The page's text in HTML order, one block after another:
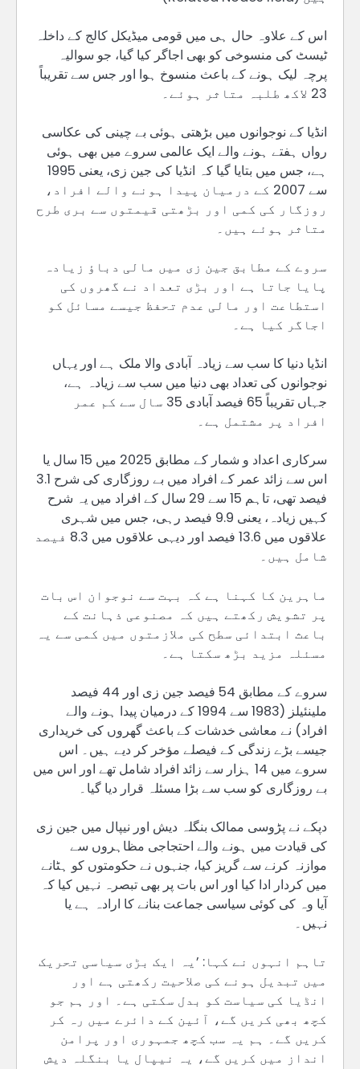
اس کے علاوہ حال ہی میں قومی میڈیکل کالج کے داخلہ
ٹیسٹ کی منسوخی کو بھی اجاگر کیا گیا، جو سوالیہ
پرچہ لیک ہونے کے باعث منسوخ ہوا اور جس سے تقریباً
23 لاکھ طلبہ متاثر ہوئے۔
انڈیا کے نوجوانوں میں بڑھتی ہوئی بے چینی کی عکاسی
رواں ہفتے ہونے والے ایک عالمی سروے میں بھی ہوئی
ہے، جس میں بتایا گیا کہ انڈیا کی جین زی، یعنی 1995
سے 2007 کے درمیان پیدا ہونے والے افراد،
روزگار کی کمی اور بڑھتی قیمتوں سے بری طرح
متاثر ہوئے ہیں۔
سروے کے مطابق جین زی میں مالی دباؤ زیادہ
پایا جاتا ہے اور بڑی تعداد نے گھروں کی
استطاعت اور مالی عدم تحفظ جیسے مسائل کو
اجاگر کیا ہے۔
انڈیا دنیا کا سب سے زیادہ آبادی والا ملک ہے اور یہاں
نوجوانوں کی تعداد بھی دنیا میں سب سے زیادہ ہے،
جہاں تقریباً 65 فیصد آبادی 35 سال سے کم عمر
افراد پر مشتمل ہے۔
سرکاری اعداد و شمار کے مطابق 2025 میں 15 سال یا
اس سے زائد عمر کے افراد میں بے روزگاری کی شرح 3.1
فیصد تھی، تاہم 15 سے 29 سال کے افراد میں یہ شرح
کہیں زیادہ، یعنی 9.9 فیصد رہی، جس میں شہری
علاقوں میں 13.6 فیصد اور دیہی علاقوں میں 8.3 فیصد
شامل ہیں۔
ماہرین کا کہنا ہے کہ بہت سے نوجوان اس بات
پر تشویش رکھتے ہیں کہ مصنوعی ذہانت کے
باعث ابتدائی سطح کی ملازمتوں میں کمی سے یہ
مسئلہ مزید بڑھ سکتا ہے۔
سروے کے مطابق 54 فیصد جین زی اور 44 فیصد
ملینئیلز (1983 سے 1994 کے درمیان پیدا ہونے والے
افراد) نے معاشی خدشات کے باعث گھروں کی خریداری
جیسے بڑے زندگی کے فیصلے مؤخر کر دیے ہیں۔ اس
سروے میں 14 ہزار سے زائد افراد شامل تھے اور اس میں
بے روزگاری کو سب سے بڑا مسئلہ قرار دیا گیا۔
دپکے نے پڑوسی ممالک بنگلہ دیش اور نیپال میں جین زی
کی قیادت میں ہونے والے احتجاجی مظاہروں سے
موازنہ کرنے سے گریز کیا، جنہوں نے حکومتوں کو ہٹانے
میں کردار ادا کیا اور اس بات پر بھی تبصرہ نہیں کیا کہ
آیا وہ کی کوئی سیاسی جماعت بنانے کا ارادہ ہے یا
نہیں۔
تاہم انہوں نے کہا: ’یہ ایک بڑی سیاسی تحریک
میں تبدیل ہونے کی صلاحیت رکھتی ہے اور
انڈیا کی سیاست کو بدل سکتی ہے۔ اور ہم جو
کچھ بھی کریں گے، آئین کے دائرے میں رہ کر
کریں گے۔ ہم یہ سب کچھ جمہوری اور پرامن
انداز میں کریں گے، یہ نیپال یا بنگلہ دیش